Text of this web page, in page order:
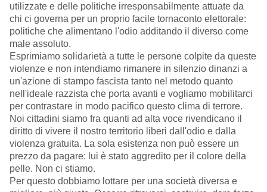
utilizzate e delle politiche irresponsabilmente attuate da
chi ci governa per un proprio facile tornaconto elettorale:
politiche che alimentano l'odio additando il diverso come
male assoluto.
Esprimiamo solidarietà a tutte le persone colpite da queste
violenze e non intendiamo rimanere in silenzio dinanzi a
un'azione di stampo fascista tanto nel metodo quanto
nell'ideale razzista che porta avanti e vogliamo mobilitarci
per contrastare in modo pacifico questo clima di terrore.
Noi cittadini siamo fra quanti ad alta voce rivendicano il
diritto di vivere il nostro territorio liberi dall'odio e dalla
violenza gratuita. La sola esistenza non può essere un
prezzo da pagare: lui è stato aggredito per il colore della
pelle. Non ci stiamo.
Per questo dobbiamo lottare per una società diversa e